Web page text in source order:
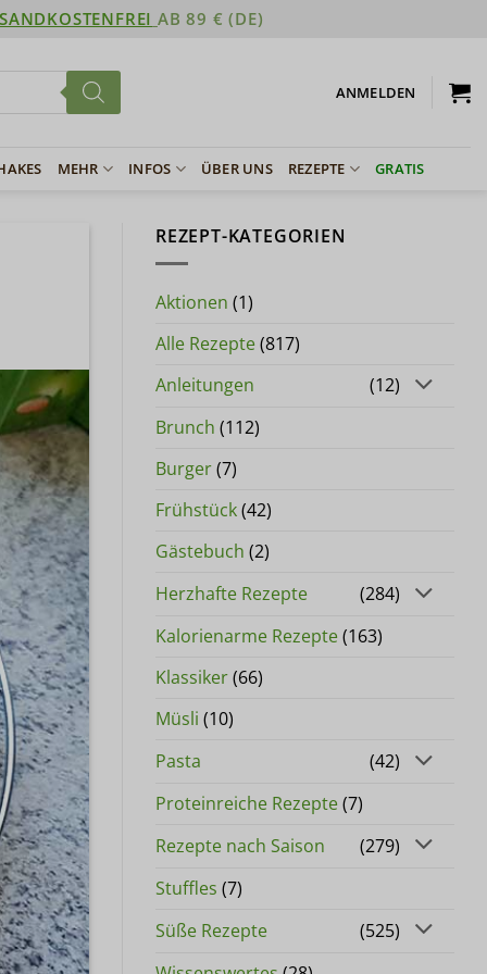
AB 89 € (DE)
ANMELDEN
MEHR INFOS ÜBER UNS REZEPTE GRATIS
REZEPT-KATEGORIEN
Aktionen (1)
Alle Rezepte(817)
Anleitungen
(12)
Brunch (112)
Burger(7)
Frühstück(42)
Gästebuch (2)
Herzhafte Rezepte
(284)
Kalorienarme Rezepte(163)
Klassiker(66)
Müsli (10)
Pasta
(42)
Proteinreiche Rezepte(7)
Rezepte nach Saison
(279)
Stuffles (7)
Süße Rezepte
(525)